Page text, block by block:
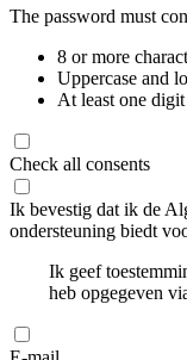
The password must
8 or more
Uppercase and
At least one
Check all consents
Ik bevestig dat ik de
ondersteuning biedt
Ik geef
heb opgegeven